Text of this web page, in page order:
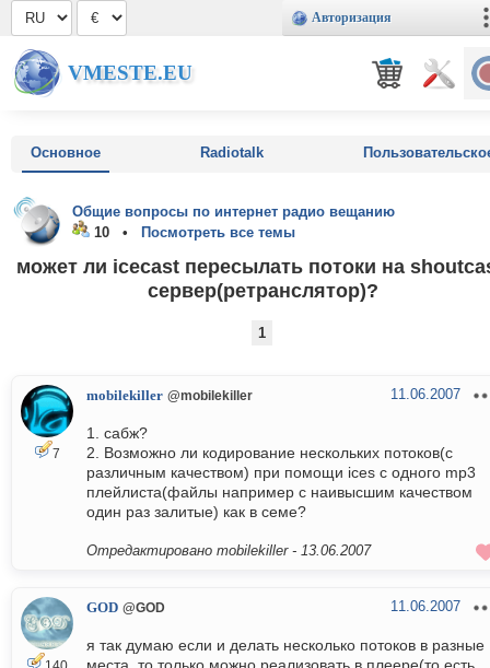
Авторизация
VMESTE.EU
Основное Radiotalk
Общие вопросы по интернет радио вещанию
10 •
Посмотреть все темы
может ли icecast пересылать потоки на
сервер(ретранслятор)?
1
7
mobilekiller @mobilekiller 11.06.2007
1. сабж?
2. Возможно ли кодирование нескольких потоков(с
различным качеством) при помощи ices с одного mp3
плейлиста(файлы например с наивысшим качеством
один раз залитые) как в семе?
Отредактировано mobilekiller - 13.06.2007
GOD @GOD 11.06.2007
я так думаю если и делать несколько потоков в разные